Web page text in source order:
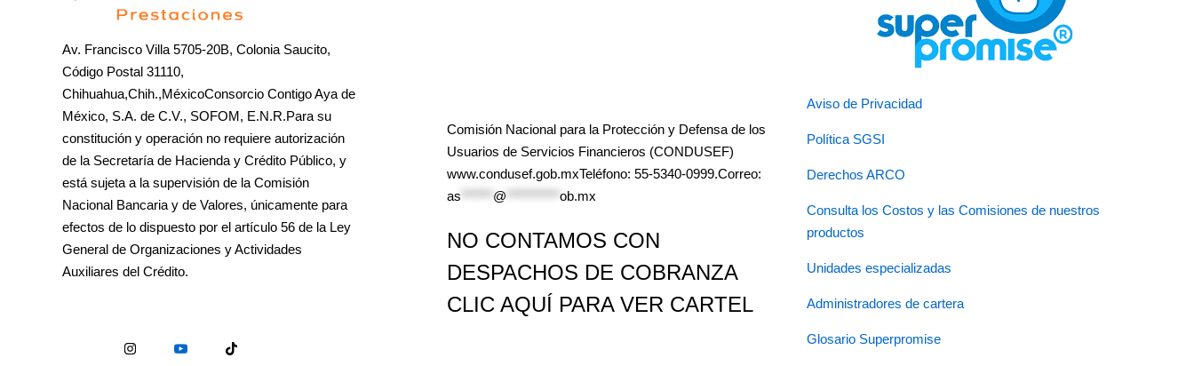
Av. Francisco Villa 5705-20B, Colonia Saucito,
Código Postal 31110,
Chihuahua,Chih.,MéxicoConsorcio Contigo Aya de
México, S.A. de C.V., SOFOM, E.N.R.Para su
constitución y operación no requiere autorización
de la Secretaría de Hacienda y Crédito Público, y
está sujeta a la supervisión de la Comisión
Nacional Bancaria y de Valores, únicamente para
efectos de lo dispuesto por el artículo 56 de la Ley
General de Organizaciones y Actividades
Auxiliares del Crédito.
Comisión Nacional para la Protección y Defensa de los
Usuarios de Servicios Financieros (CONDUSEF)
www.condusef.gob.mxTeléfono: 55-5340-0999.Correo:
as
@ ob.mx
NO CONTAMOS CON
DESPACHOS DE COBRANZA
CLIC AQUÍ PARA VER CARTEL
Aviso de Privacidad
Política SGSI
Derechos ARCO
Consulta los Costos y las Comisiones de nuestros
productos
Unidades especializadas
Administradores de cartera
Glosario Superpromise